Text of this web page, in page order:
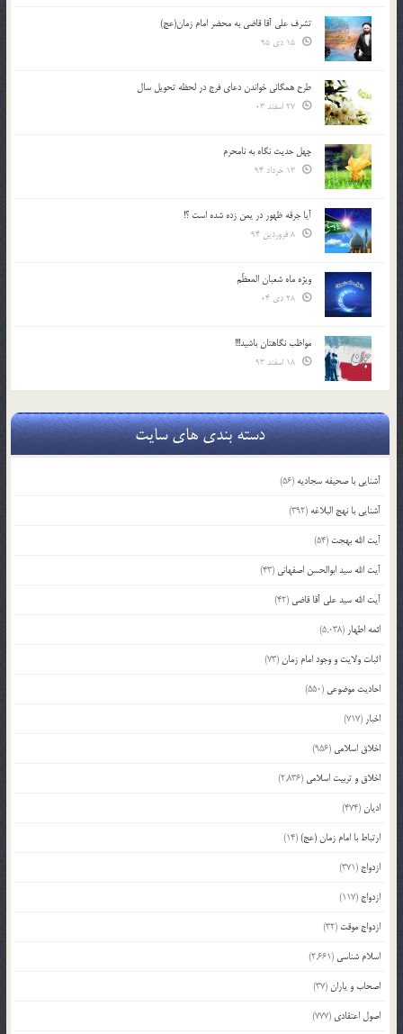
تشرف علي آقا قاضي به محضر امام زمان(عج)
طرح همگانی خواندن دعای فرج در لحظه تحویل سال
چهل حدیث نگاه به نامحرم
آیا جرقه ظهور در یمن زده شده است ؟!
ویژه ماه شعبان المعظّم
مواظب نگاهتان باشید!!!
دسته بندی های سایت
آشنایی با صحیفه سجادیه (56)
آشنایی با نهج البلاغه (392)
آیت الله بهجت (54)
آیت الله سید ابوالحسن اصفهانی (43)
آیت الله سید علی آقا قاضی (42)
ائمه اطهار (5,038)
اثبات ولایت و وجود امام زمان(73)
احادیث موضوعی (550)
اخبار (717)
اخلاق اسلامی (956)
اخلاق و تربیت اسلامی (2,836)
ادیان(474)
ارتباط با امام زمان (عج)(14)
ازدواج (371)
ازدواج (117)
ازدواج موقت (32)
اسلام شناسی (2,661)
اصحاب و یاران(37)
اصول اعتقادی (777)